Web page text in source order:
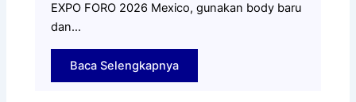
EXPO FORO 2026 Mexico, gunakan body baru
dan…
Baca Selengkapnya